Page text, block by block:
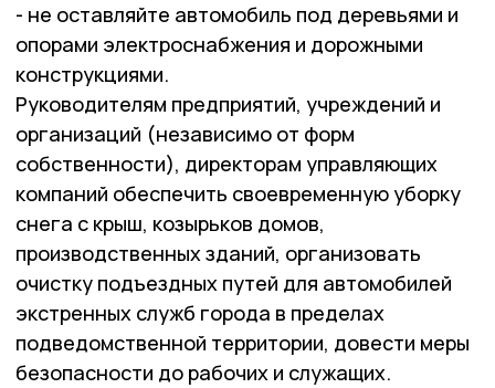
- не оставляйте автомобиль под деревьями и
опорами электроснабжения и дорожными
конструкциями.
Руководителям предприятий, учреждений и
организаций (независимо от форм
собственности), директорам управляющих
компаний обеспечить своевременную уборку
снега с крыш, козырьков домов,
производственных зданий, организовать
очистку подъездных путей для автомобилей
экстренных служб города в пределах
подведомственной территории, довести меры
безопасности до рабочих и служащих.